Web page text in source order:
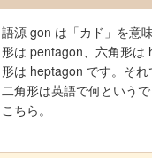
語源 gon は「カド」を意
形は pentagon、六角形は
形は heptagon です。そ
二角形は英語で何という
こちら。